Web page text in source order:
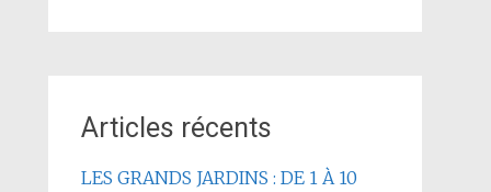
Articles récents
LES GRANDS JARDINS : DE 1 À 10